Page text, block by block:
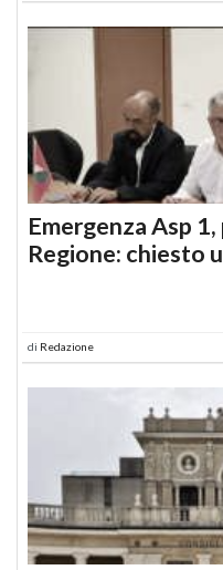
Emergenza Asp
Regione: chiesto
di Redazione